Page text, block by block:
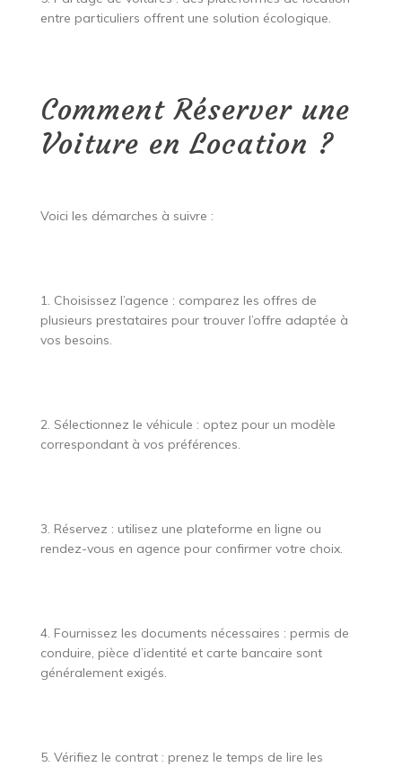
entre particuliers offrent une solution écologique.
Comment Réserver une
Voiture en Location ?
Voici les démarches à suivre :
1. Choisissez l’agence : comparez les offres de
plusieurs prestataires pour trouver l’offre adaptée à
vos besoins.
2. Sélectionnez le véhicule : optez pour un modèle
correspondant à vos préférences.
3. Réservez : utilisez une plateforme en ligne ou
rendez-vous en agence pour confirmer votre choix.
4. Fournissez les documents nécessaires : permis de
conduire, pièce d’identité et carte bancaire sont
généralement exigés.
5. Vérifiez le contrat : prenez le temps de lire les